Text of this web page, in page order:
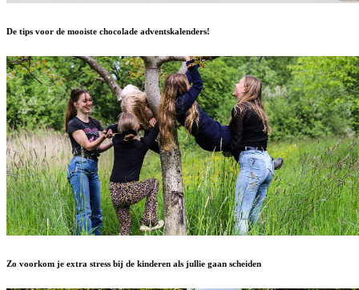
De tips voor de mooiste chocolade adventskalenders!
Zo voorkom je extra stress bij de kinderen als jullie gaan scheiden